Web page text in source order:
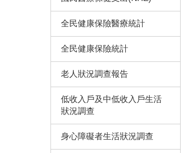
全民健康保險醫療統計
全民健康保險統計
老人狀況調查報告
低收入戶及中低收入戶生活
狀況調查
身心障礙者生活狀況調查